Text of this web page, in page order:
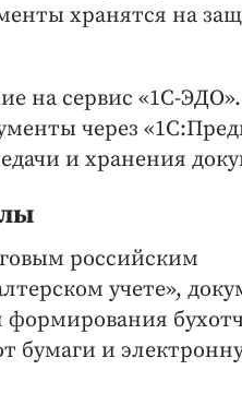
хранятся на
на сервис «1С-ЭДО».
через
и хранения
российским
учете»,
бумаги и